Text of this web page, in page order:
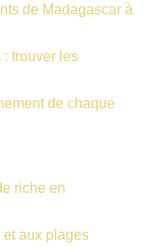
de Madagascar à
trouver les
de chaque
riche en
et aux plages